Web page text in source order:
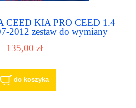
CEED KIA PRO CEED 1.4
2012 zestaw do wymiany
135,00 zł
do koszyka